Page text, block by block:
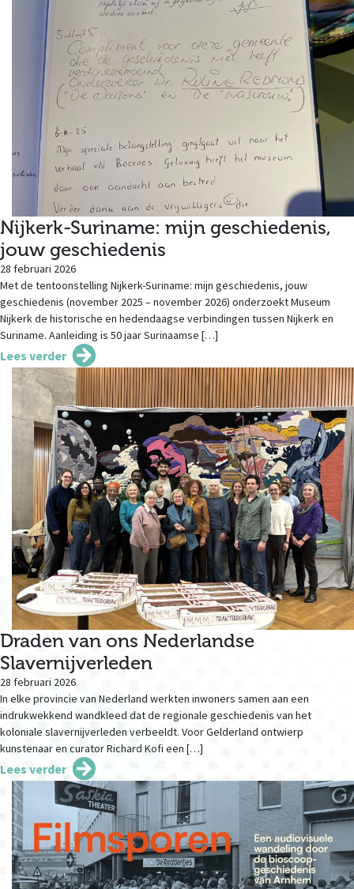
Nijkerk-Suriname: mijn geschiedenis,
jouw geschiedenis
28 februari 2026
Met de tentoonstelling Nijkerk-Suriname: mijn geschiedenis, jouw
geschiedenis (november 2025 – november 2026) onderzoekt Museum
Nijkerk de historische en hedendaagse verbindingen tussen Nijkerk en
Suriname. Aanleiding is 50 jaar Surinaamse […]
Lees verder
Draden van ons Nederlandse
Slavernijverleden
28 februari 2026
In elke provincie van Nederland werkten inwoners samen aan een
indrukwekkend wandkleed dat de regionale geschiedenis van het
koloniale slavernijverleden verbeeldt. Voor Gelderland ontwierp
kunstenaar en curator Richard Kofi een […]
Lees verder